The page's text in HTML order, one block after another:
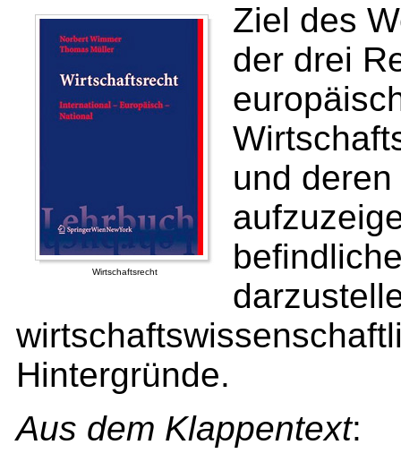
Wirtschaftsrecht
Ziel des
der drei
und
Hintergründe.
Aus dem Klappentext: